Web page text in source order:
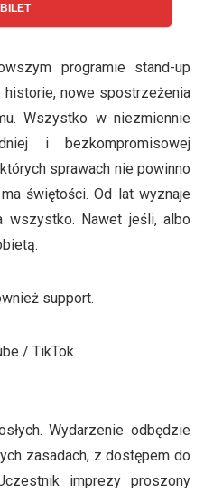
programie stand-up
historie, nowe spostrzeżenia
Wszystko w niezmiennie
i bezkompromisowej
sprawach nie powinno
świętości. Od lat wyznaje
wszystko. Nawet jeśli, albo
support.
/ TikTok
Wydarzenie odbędzie
zasadach, z dostępem do
imprezy proszony